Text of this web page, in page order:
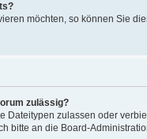
möchten, so können Sie
zulässig?
Dateitypen zulassen oder
bitte an die Board-